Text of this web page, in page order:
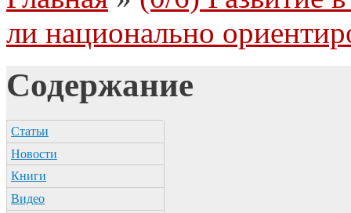
ли национально
Содержание
Статьи
Новости
Книги
Видео